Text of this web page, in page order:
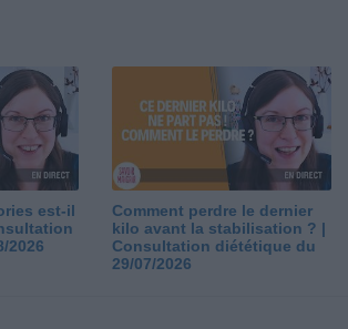
est-il
2026
Comment perdre le dernier
kilo avant la stabilisation ? |
Consultation diététique du
29/07/2026